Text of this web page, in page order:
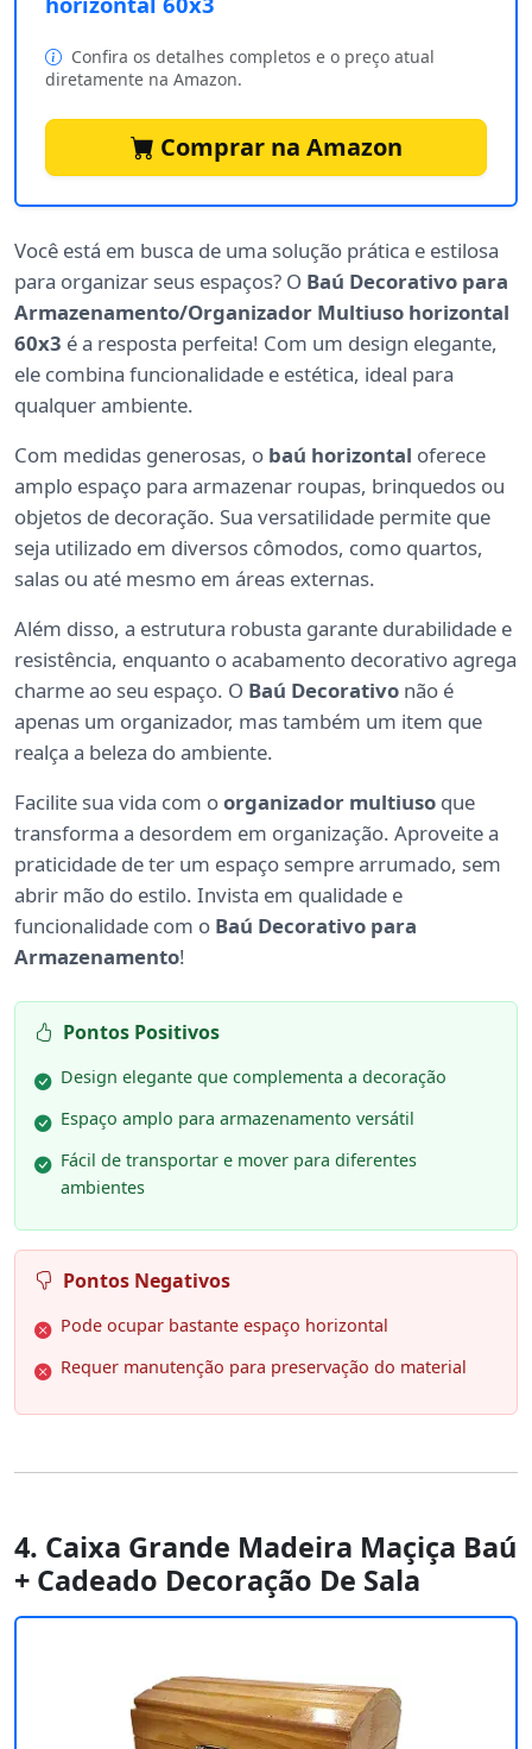
Confira os detalhes completos e o preço atual
diretamente na Amazon.
Comprar na Amazon
Você está em busca de uma solução prática e estilosa
para organizar seus espaços? O Baú Decorativo para
Armazenamento/Organizador Multiuso horizontal
60x3 é a resposta perfeita! Com um design elegante,
ele combina funcionalidade e estética, ideal para
qualquer ambiente.
Com medidas generosas, o baú horizontal oferece
amplo espaço para armazenar roupas, brinquedos ou
objetos de decoração. Sua versatilidade permite que
seja utilizado em diversos cômodos, como quartos,
salas ou até mesmo em áreas externas.
Além disso, a estrutura robusta garante durabilidade e
resistência, enquanto o acabamento decorativo agrega
charme ao seu espaço. O Baú Decorativo não é
apenas um organizador, mas também um item que
realça a beleza do ambiente.
Facilite sua vida com oorganizador multiuso que
transforma a desordem em organização. Aproveite a
praticidade de ter um espaço sempre arrumado, sem
abrir mão do estilo. Invista em qualidade e
funcionalidade com o Baú Decorativo para
Armazenamento!
Pontos Positivos
Design elegante que complementa a decoração
Espaço amplo para armazenamento versátil
Fácil de transportar e mover para diferentes
ambientes
Pontos Negativos
Pode ocupar bastante espaço horizontal
Requer manutenção para preservação do material
4. Caixa Grande Madeira Maçiça Baú
+ Cadeado Decoração De Sala